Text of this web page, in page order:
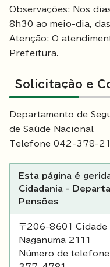
Observações: Nos
8h30 ao meio-dia,
Atenção: O
Prefeitura.
Solicitação e
Departamento de
de Saúde Nacional
Telefone 042-378-
Esta página é
Cidadania -
Pensões
〒206-8601
Naganuma 2111
Número de